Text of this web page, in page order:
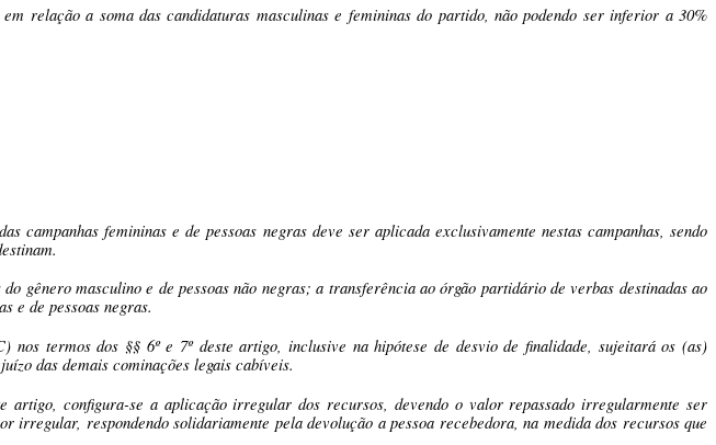
relação a soma das candidaturas masculinas e femininas do partido, não podendo ser inferior a 30%
campanhas femininas e de pessoas negras deve ser aplicada exclusivamente nestas campanhas, sendo
gênero masculino e de pessoas não negras; a transferência ao órgão partidário de verbas destinadas ao
e de pessoas negras.
termos dos §§ 6º e 7º deste artigo, inclusive na hipótese de desvio de finalidade, sujeitará os (as)
das demais cominações legais cabíveis.
configura-se a aplicação irregular dos recursos, devendo o valor repassado irregularmente ser
respondendo solidariamente pela devolução a pessoa recebedora, na medida dos recursos que